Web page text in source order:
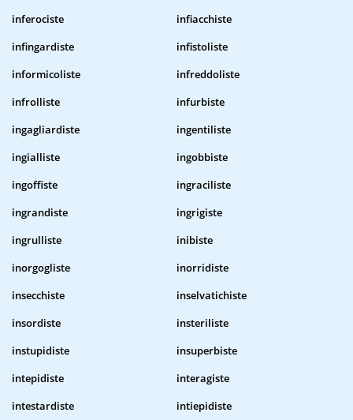
inferociste
infiacchiste
infingardiste
infistoliste
informicoliste
infreddoliste
infrolliste
infurbiste
ingagliardiste
ingentiliste
ingialliste
ingobbiste
ingoffiste
ingraciliste
ingrandiste
ingrigiste
ingrulliste
inibiste
inorgogliste
inorridiste
insecchiste
inselvatichiste
insordiste
insteriliste
instupidiste
insuperbiste
intepidiste
interagiste
intestardiste
intiepidiste